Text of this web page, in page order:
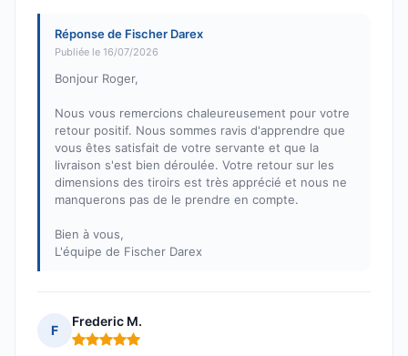
Réponse de Fischer Darex
Publiée le 16/07/2026
Bonjour Roger,
Nous vous remercions chaleureusement pour votre
retour positif. Nous sommes ravis d'apprendre que
vous êtes satisfait de votre servante et que la
livraison s'est bien déroulée. Votre retour sur les
dimensions des tiroirs est très apprécié et nous ne
manquerons pas de le prendre en compte.
Bien à vous,
L'équipe de Fischer Darex
F
Frederic M.
Note : 5 sur 5